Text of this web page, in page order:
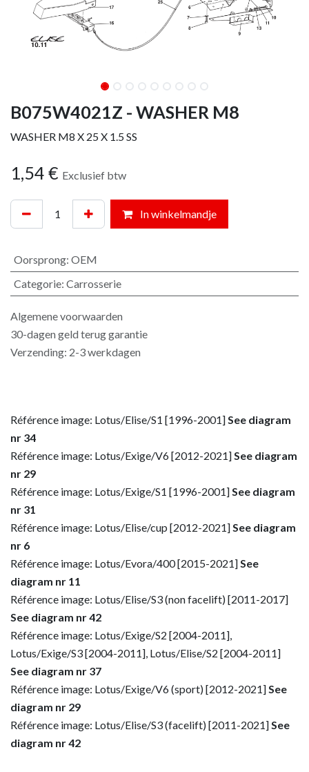
B075W4021Z - WASHER M8
WASHER M8 X 25 X 1.5 SS
1,54 € Exclusief btw
In winkelmandje
Oorsprong: OEM
Categorie: Carrosserie
Algemene voorwaarden
30-dagen geld terug garantie
Verzending: 2-3 werkdagen
Référence image: Lotus/Elise/S1 [1996-2001]See diagram
nr 34
Référence image: Lotus/Exige/V6 [2012-2021]See diagram
nr 29
Référence image: Lotus/Exige/S1 [1996-2001]See diagram
nr 31
Référence image: Lotus/Elise/cup [2012-2021]See diagram
nr 6
Référence image: Lotus/Evora/400 [2015-2021]See
diagram nr 11
Référence image: Lotus/Elise/S3 (non facelift) [2011-2017]
See diagram nr 42
Référence image: Lotus/Exige/S2 [2004-2011],
Lotus/Exige/S3 [2004-2011], Lotus/Elise/S2 [2004-2011]
See diagram nr 37
Référence image: Lotus/Exige/V6 (sport) [2012-2021]See
diagram nr 29
Référence image: Lotus/Elise/S3 (facelift) [2011-2021]See
diagram nr 42